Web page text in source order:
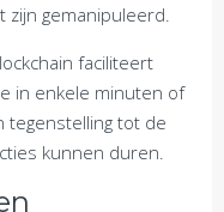
gemanipuleerd.
faciliteert
in enkele minuten of
tegenstelling tot de
kunnen duren.